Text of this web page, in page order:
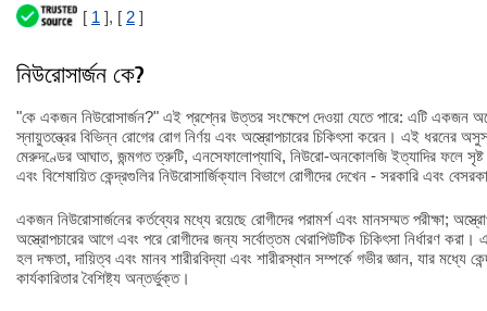
[ 1 ], [ 2 ]
নিউরোসার্জন কে?
"কে একজন নিউরোসার্জন?" এই প্রশ্নের উত্তর সংক্ষেপে দেওয়া যেতে পারে: এটি একজন
স্নায়ুতন্ত্রের বিভিন্ন রোগের রোগ নির্ণয় এবং অস্ত্রোপচারের চিকিৎসা করেন। এই ধরনের
মেরুদণ্ডের আঘাত, জন্মগত ত্রুটি, এনসেফালোপ্যাথি, নিউরো-অনকোলজি ইত্যাদির ফলে সৃষ্ট
এবং বিশেষায়িত কেন্দ্রগুলির নিউরোসার্জিক্যাল বিভাগে রোগীদের দেখেন - সরকারি এবং
একজন নিউরোসার্জনের কর্তব্যের মধ্যে রয়েছে রোগীদের পরামর্শ এবং মানসম্মত পরীক্ষা;
অস্ত্রোপচারের আগে এবং পরে রোগীদের জন্য সর্বোত্তম থেরাপিউটিক চিকিৎসা নির্ধারণ করা।
হল দক্ষতা, দায়িত্ব এবং মানব শারীরবিদ্যা এবং শারীরস্থান সম্পর্কে গভীর জ্ঞান, যার মধ্যে
কার্যকারিতার বৈশিষ্ট্য অন্তর্ভুক্ত।